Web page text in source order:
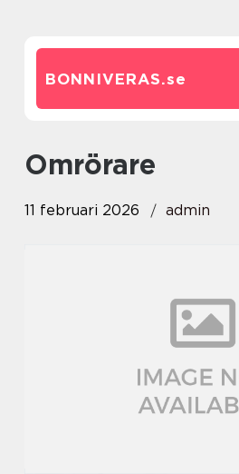
BONNIVERAS.se
omrörare
11 februari 2026 admin